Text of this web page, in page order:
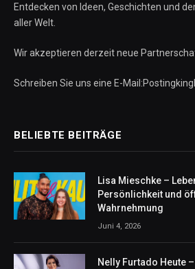
Entdecken von Ideen, Geschichten und
aller Welt.
Wir akzeptieren derzeit neue
Schreiben Sie uns eine E-
BELIEBTE BEITRÄGE
Lisa Mieschke –
Persönlichkeit und
Wahrnehmung
Juni 4, 2026
Nelly Furtado Heute